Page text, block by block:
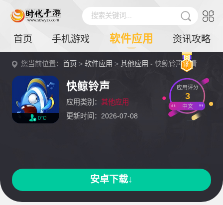
搜索关键词...
首页 手机游戏 软件应用 资讯攻略
您当前位置：首页 >软件应用 >其他应用 - 快鲸铃声详情
0℃
快鲸铃声
应用类别： 其他应用
更新时间：2026-07-08
应用评分
3
中文
安卓下载↓